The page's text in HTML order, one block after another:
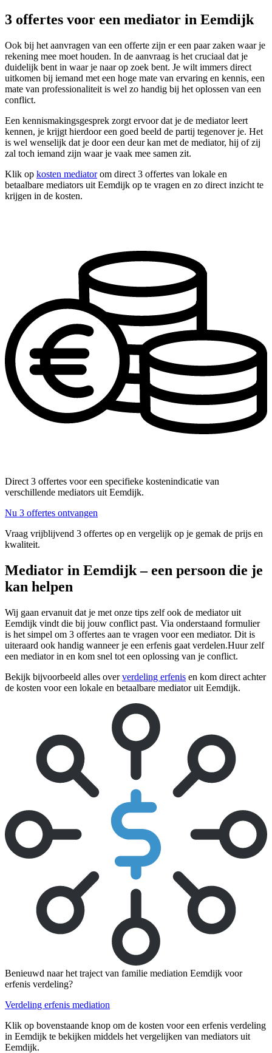
3 offertes voor een mediator in Eemdijk
Ook bij het aanvragen van een offerte zijn er een paar zaken waar je
rekening mee moet houden. In de aanvraag is het cruciaal dat je
duidelijk bent in waar je naar op zoek bent. Je wilt immers direct
uitkomen bij iemand met een hoge mate van ervaring en kennis, een
mate van professionaliteit is wel zo handig bij het oplossen van een
conflict.
Een kennismakingsgesprek zorgt ervoor dat je de mediator leert
kennen, je krijgt hierdoor een goed beeld de partij tegenover je. Het
is wel wenselijk dat je door een deur kan met de mediator, hij of zij
zal toch iemand zijn waar je vaak mee samen zit.
Klik op kosten mediatorom direct 3 offertes van lokale en
betaalbare mediators uit Eemdijk op te vragen en zo direct inzicht te
krijgen in de kosten.
Direct 3 offertes voor een specifieke kostenindicatie van
verschillende mediators uit Eemdijk.
Nu 3 offertes ontvangen
Vraag vrijblijvend 3 offertes op en vergelijk op je gemak de prijs en
kwaliteit.
Mediator in Eemdijk – een persoon die je
kan helpen
Wij gaan ervanuit dat je met onze tips zelf ook de mediator uit
Eemdijk vindt die bij jouw conflict past. Via onderstaand formulier
is het simpel om 3 offertes aan te vragen voor een mediator. Dit is
uiteraard ook handig wanneer je een erfenis gaat verdelen.Huur zelf
een mediator in en kom snel tot een oplossing van je conflict.
Bekijk bijvoorbeeld alles oververdeling erfenis en kom direct achter
de kosten voor een lokale en betaalbare mediator uit Eemdijk.
Benieuwd naar het traject van familie mediation Eemdijk voor
erfenis verdeling?
Verdeling erfenis mediation
Klik op bovenstaande knop om de kosten voor een erfenis verdeling
in Eemdijk te bekijken middels het vergelijken van mediators uit
Eemdijk.